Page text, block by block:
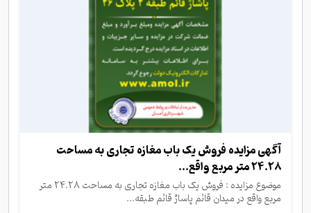
آگهی مزایده فروش یک باب مغازه تجاری به مساحت
24.28 متر مربع واقع...
موضوع مزایده : فروش یک باب مغازه تجاری به مساحت 24.28 متر
مربع واقع در میدان قائم پاساژ قائم طبقه...